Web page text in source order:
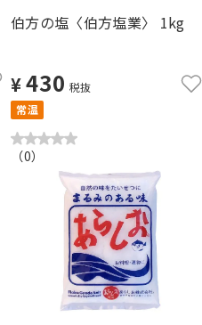
伯方の塩〈伯方塩業〉 1kg
¥430 税抜
常温
（0）